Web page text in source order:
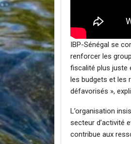
IBP-Sénégal se
renforcer les
fiscalité plus juste
les budgets et les
défavorisés »,
L’organisation
secteur d’activité
contribue aux